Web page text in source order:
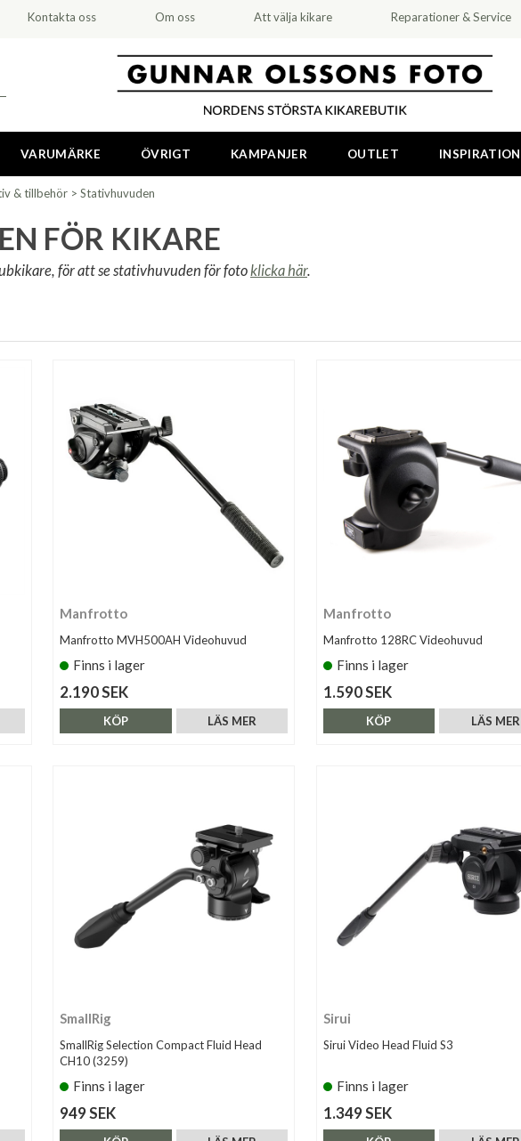
Kontakta oss Om oss Att välja kikare Reparationer & Service
VARUMÄRKE ÖVRIGT KAMPANJER OUTLET INSPIRATION
& tillbehör > Stativhuvuden
FÖR KIKARE
för att se stativhuvuden för fotoklicka här.
Manfrotto
Manfrotto MVH500AH Videohuvud
Finns i lager
2.190 SEK
LÄS MER
KÖP
Manfrotto
Manfrotto 128RC Videohuvud
Finns i lager
1.590 SEK
LÄS MER
KÖP
SmallRig
SmallRig Selection Compact Fluid Head
CH10 (3259)
Finns i lager
949 SEK
Sirui
Sirui Video Head Fluid S3
Finns i lager
1.349 SEK